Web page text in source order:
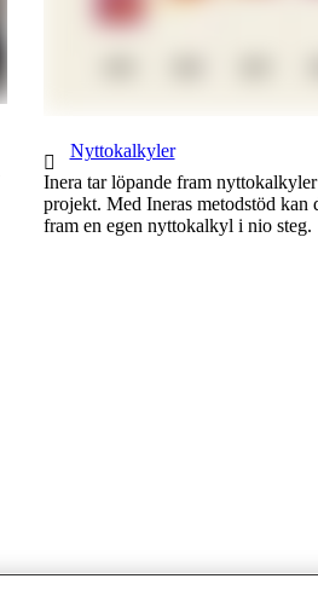
1 av 1Nyttokalkyler
Inera tar löpande fram
projekt. Med Ineras metodstöd kan
fram en egen nyttokalkyl i nio steg.